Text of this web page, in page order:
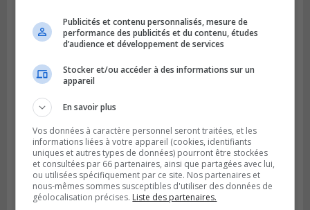
VIEUX-LONGUEUIL
Publié le 31 juillet 2026 à 14h20
Le RTL dévoile sa nouvelle flotte de
transport adapté
Publicités et contenu personnalisés, mesure de
performance des publicités et du contenu, études
d’audience et développement de services
Stocker et/ou accéder à des informations sur un
appareil
En savoir plus
Vos données à caractère personnel seront traitées, et les
informations liées à votre appareil (cookies, identifiants
uniques et autres types de données) pourront être stockées
et consultées par 66 partenaires, ainsi que partagées avec lui,
ou utilisées spécifiquement par ce site. Nos partenaires et
nous-mêmes sommes susceptibles d'utiliser des données de
géolocalisation précises. Liste des partenaires.